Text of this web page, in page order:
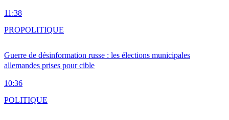
11:38
Guerre de désinformation russe : les élections municipales
allemandes prises pour cible
10:36
PROPOLITIQUE
POLITIQUE